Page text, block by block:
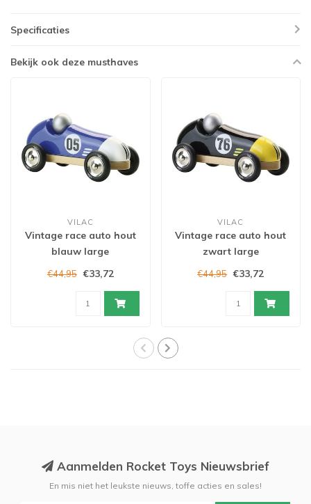
Specificaties
Bekijk ook deze musthaves
VILAC
Vintage race auto hout
blauw large
€44,95 €33,72
VILAC
Vintage race auto hout
zwart large
€44,95 €33,72
Aanmelden Rocket Toys Nieuwsbrief
En mis niet het leukste nieuws, toffe acties en sales!